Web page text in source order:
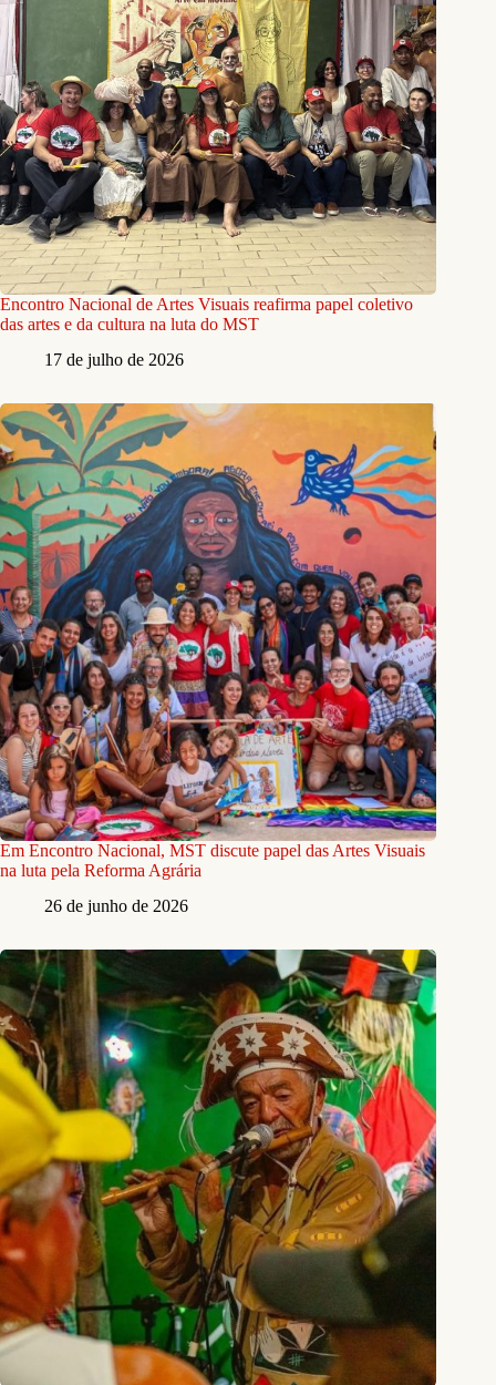
Encontro Nacional de Artes Visuais reafirma papel coletivo
das artes e da cultura na luta do MST
17 de julho de 2026
Em Encontro Nacional, MST discute papel das Artes Visuais
na luta pela Reforma Agrária
26 de junho de 2026